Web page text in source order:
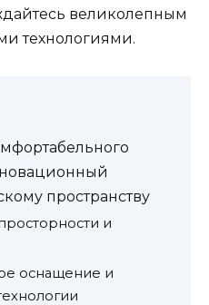
великолепным
технологиями.
пространству
и
оснащение и